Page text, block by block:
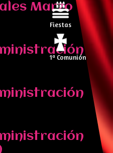
Fiestas
1ª Comunión
Marzo